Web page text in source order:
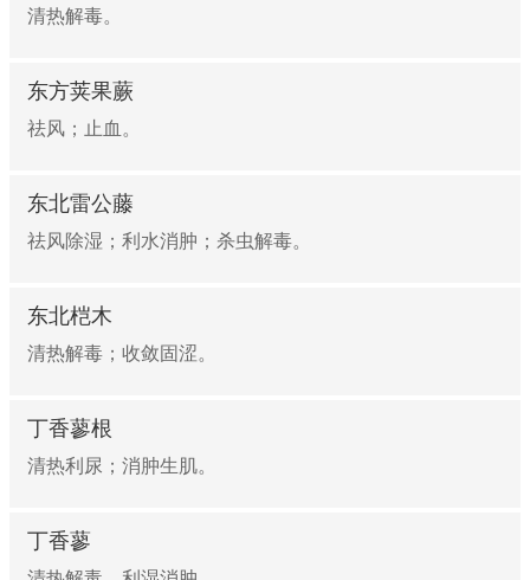
清热解毒。
东方荚果蕨
祛风；止血。
东北雷公藤
祛风除湿；利水消肿；杀虫解毒。
东北桤木
清热解毒；收敛固涩。
丁香蓼根
清热利尿；消肿生肌。
丁香蓼